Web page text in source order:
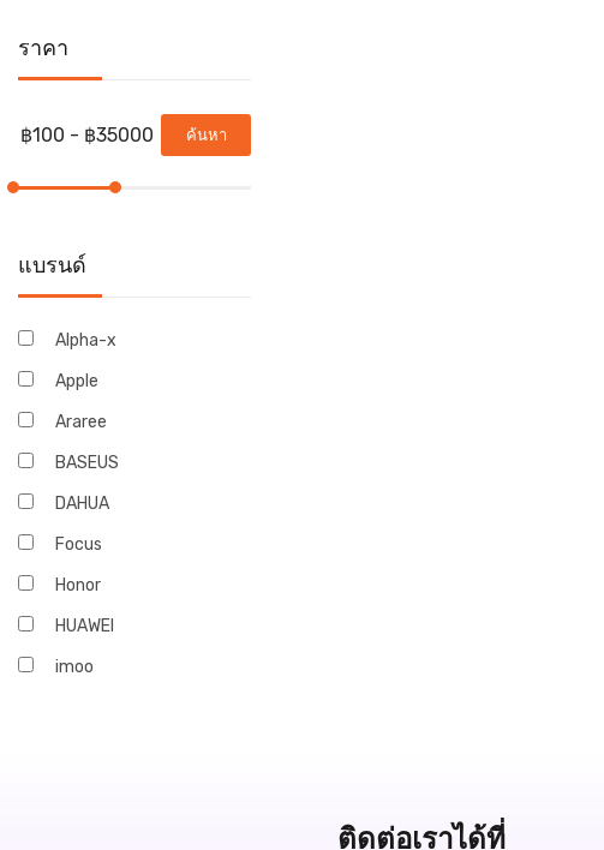
ราคา
ค้นหา
แบรนด์
Alpha-x
Apple
Araree
BASEUS
DAHUA
Focus
Honor
HUAWEI
imoo
ติดต่อเราได้ที่